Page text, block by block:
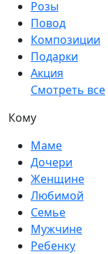
Розы
Повод
Композиции
Подарки
Акция
Смотреть все
Кому
Маме
Дочери
Женщине
Любимой
Семье
Мужчине
Ребенку